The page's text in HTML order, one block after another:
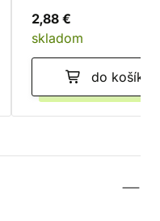
2,88 €
skladom
do košíka